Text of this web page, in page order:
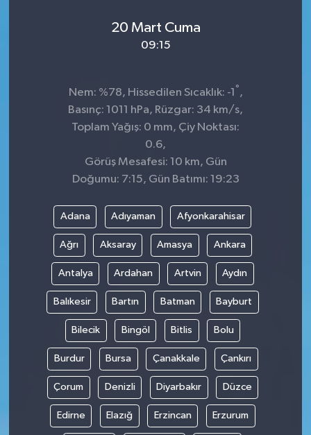
20 Mart Cuma
09:15
Nem: %78, Hissedilen Sıcaklık: -1 ° ,
Basınç: 1011 hPa, Rüzgar: 34 km/s,
Toplam Yağış: 0 mm, Çiy Noktası:
0.6,
Görüş Mesafesi: 10 km, Gün
Doğumu: 7:15, Gün Batımı: 19:23
Adana Adıyaman Afyonkarahisar
Ağrı Aksaray Amasya Ankara
Antalya Ardahan Artvin Aydın
Balıkesir Bartın Batman Bayburt
Bilecik Bingöl Bitlis Bolu
Burdur Bursa Çanakkale Çankırı
Çorum Denizli Diyarbakır Düzce
Edirne Elazığ Erzincan Erzurum